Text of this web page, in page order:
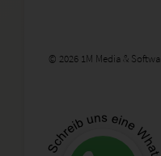
© 2026 1M Media &